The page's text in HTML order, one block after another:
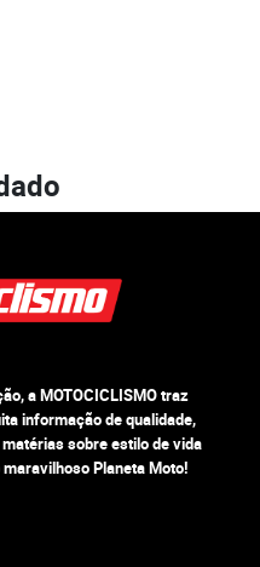
a MOTOCICLISMO traz
informação de qualidade,
sobre estilo de vida
Planeta Moto!